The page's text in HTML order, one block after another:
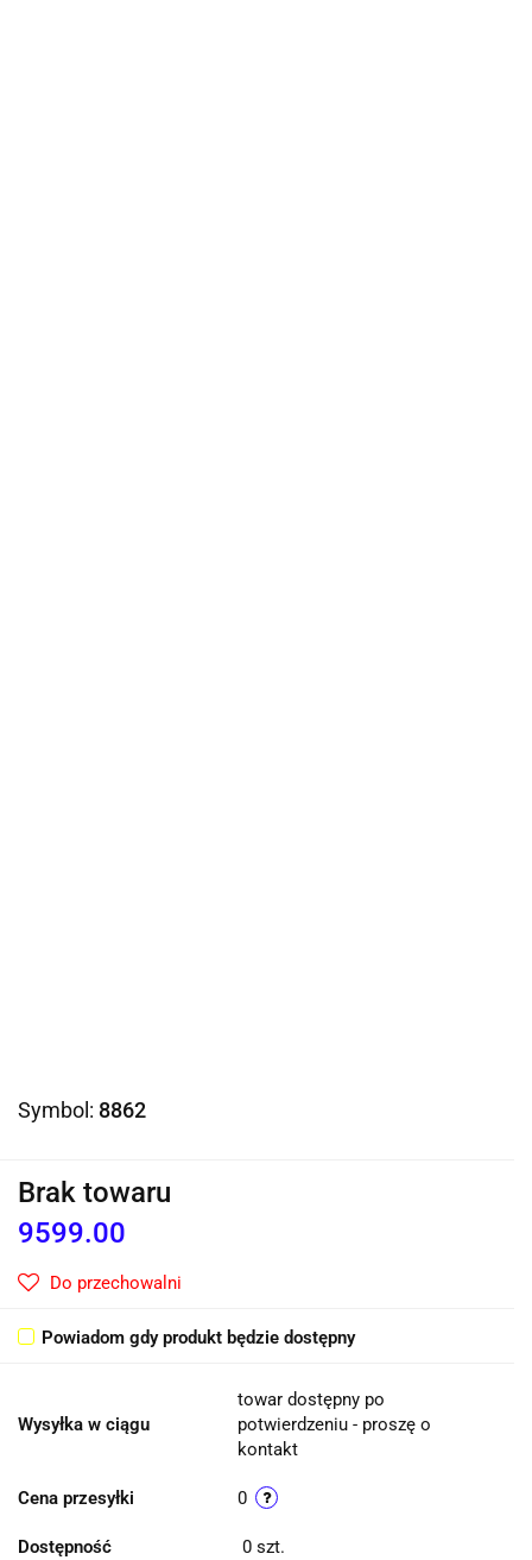
Symbol: 8862
Brak towaru
9599.00
Do przechowalni
Powiadom gdy produkt będzie dostępny
Wysyłka w ciągu
towar dostępny po
potwierdzeniu - proszę o
kontakt
Cena przesyłki 0
Dostępność 0 szt.